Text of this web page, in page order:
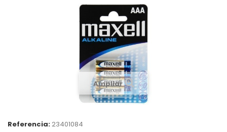
Ampliar
Referencia:23401084